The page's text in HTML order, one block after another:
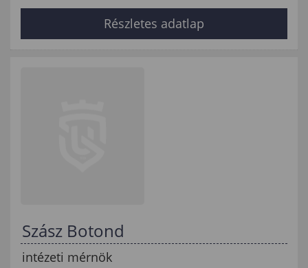
Részletes adatlap
Szász Botond
intézeti mérnök